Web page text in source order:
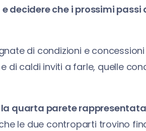
decidere che i prossimi
di condizioni e
di caldi inviti a farle, quelle
quarta parete
le due controparti trovino